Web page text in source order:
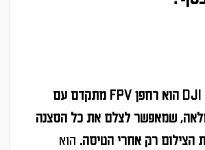
DJI Avata 360 הוא רחפן FPV מתקדם עם
360° מלאה, שמאפשר לצלם את כל הסצנה
הצילום רק אחרי הטיסה. הוא